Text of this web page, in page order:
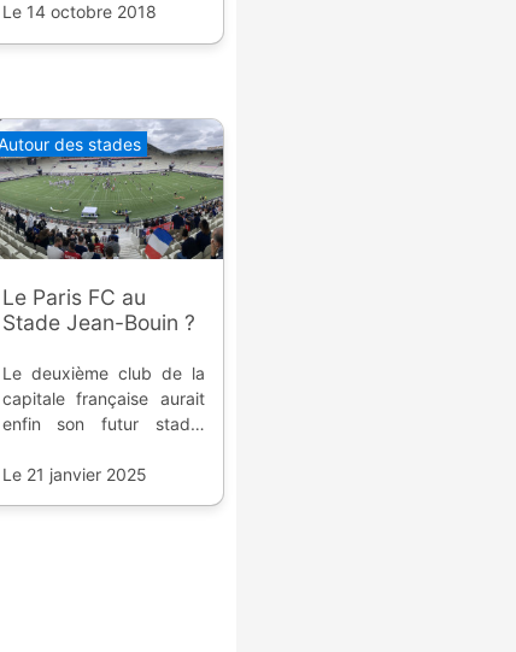
de travaux pour un petit
Le 14 octobre 2018
des stades
Le Paris FC au
Stade Jean-Bouin ?
Le deuxième club de la
capitale française aurait
enfin son futur stade,
haut.
Le 21 janvier 2025